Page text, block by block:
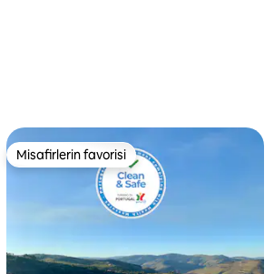
Misafirlerin favorisi
Misafirlerin favorisi